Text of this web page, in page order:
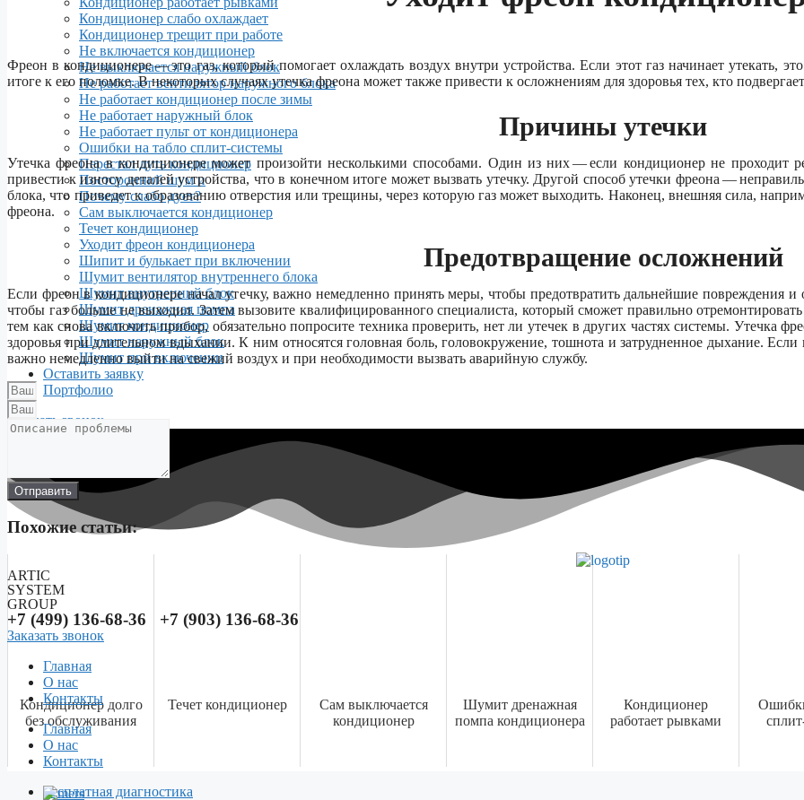
Кондиционер слабо охлаждает
Кондиционер трещит при работе
Не включается кондиционер
Не выключается наружный блок
Не работает вентилятор наружного блока
Не работает кондиционер после зимы
Не работает наружный блок
Не работает пульт от кондиционера
Ошибки на табло сплит-системы
Перестал дуть кондиционер
Посторонний шум и
Почему слабо дует?
Сам выключается кондиционер
Течет кондиционер
Уходит фреон кондиционера
Шипит и булькает при включении
Шумит вентилятор внутреннего блока
Шумит внутренний блок
Шумит дренажная помпа
Шумит кондиционер
Шумит наружный блок
Шумит при включении
Оставить заявку
Портфолио
Заказать звонок
ARTIC
SYSTEM
GROUP
+7 (499) 136-68-36 +7 (903) 136-68-36
Заказать звонок
Главная
О нас
Контакты
Menu Главная
О нас
Контакты
Бесплатная диагностика
Фреон в кондиционере — это газ, который помогает охлаждать воздух внутри устройства. Если этот газ начинает утекать,
итоге к его поломке. В некоторых случаях утечка фреона может также привести к осложнениям для здоровья тех, кто
Причины утечки
Утечка фреона в кондиционере может произойти несколькими способами. Один из них — если кондиционер не проходит
привести к износу деталей устройства, что в конечном итоге может вызвать утечку. Другой способ утечки фреона —
блока, что приведет к образованию отверстия или трещины, через которую газ может выходить. Наконец, внешняя сила,
фреона.
Предотвращение осложнений
Если фреон в кондиционере начал утечку, важно немедленно принять меры, чтобы предотвратить дальнейшие повреждения
чтобы газ больше не выходил. Затем вызовите квалифицированного специалиста, который сможет правильно
тем как снова включить прибор, обязательно попросите техника проверить, нет ли утечек в других частях системы. Утечка
здоровья при длительном вдыхании. К ним относятся головная боль, головокружение, тошнота и затрудненное дыхание.
важно немедленно выйти на свежий воздух и при необходимости вызвать аварийную службу.
Отправить
Похожие статьи:
Кондиционер долго
без обслуживания
Течет кондиционер
Сам выключается
кондиционер
Шумит дренажная
помпа кондиционера
Кондиционер
работает рывками